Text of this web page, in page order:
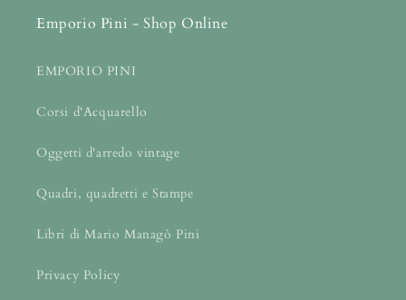
Emporio Pini - Shop Online
EMPORIO PINI
Corsi d'Acquarello
Oggetti d'arredo vintage
Quadri, quadretti e Stampe
Libri di Mario Managò Pini
Privacy Policy